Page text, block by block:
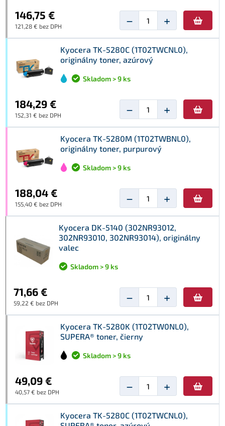
146,75 €
121,28 € bez DPH − +
Kyocera TK-5280C (1T02TWCNL0),
originálny toner, azúrový
Skladom > 9 ks
184,29 €
152,31 € bez DPH − +
Kyocera TK-5280M (1T02TWBNL0),
originálny toner, purpurový
Skladom > 9 ks
188,04 €
155,40 € bez DPH − +
Kyocera DK-5140 (302NR93012,
302NR93010, 302NR93014), originálny
valec
Skladom > 9 ks
71,66 €
59,22 € bez DPH − +
Kyocera TK-5280K (1T02TW0NL0),
SUPERA® toner, čierny
Skladom > 9 ks
49,09 €
40,57 € bez DPH − +
Kyocera TK-5280C (1T02TWCNL0),